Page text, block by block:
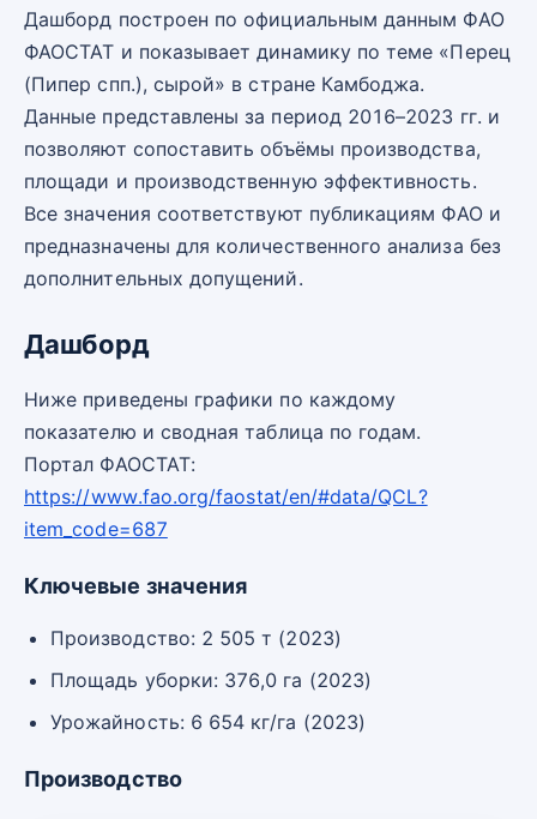
Дашборд построен по официальным данным ФАО
ФАОСТАТ и показывает динамику по теме «Перец
(Пипер спп.), сырой» в стране Камбоджа.
Данные представлены за период 2016–2023 гг. и
позволяют сопоставить объёмы производства,
площади и производственную эффективность.
Все значения соответствуют публикациям ФАО и
предназначены для количественного анализа без
дополнительных допущений.
Дашборд
Ниже приведены графики по каждому
показателю и сводная таблица по годам.
Портал ФАОСТАТ:
https://www.fao.org/faostat/en/#data/QCL?
item_code=687
Ключевые значения
Производство: 2 505 т (2023)
Площадь уборки: 376,0 га (2023)
Урожайность: 6 654 кг/га (2023)
Производство